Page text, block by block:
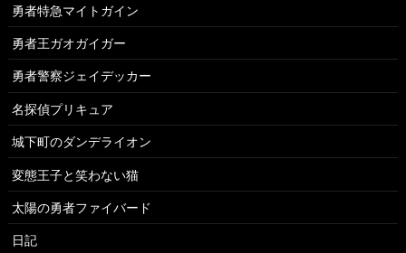
勇者特急マイトガイン
勇者王ガオガイガー
勇者警察ジェイデッカー
名探偵プリキュア
城下町のダンデライオン
変態王子と笑わない猫
太陽の勇者ファイバード
日記